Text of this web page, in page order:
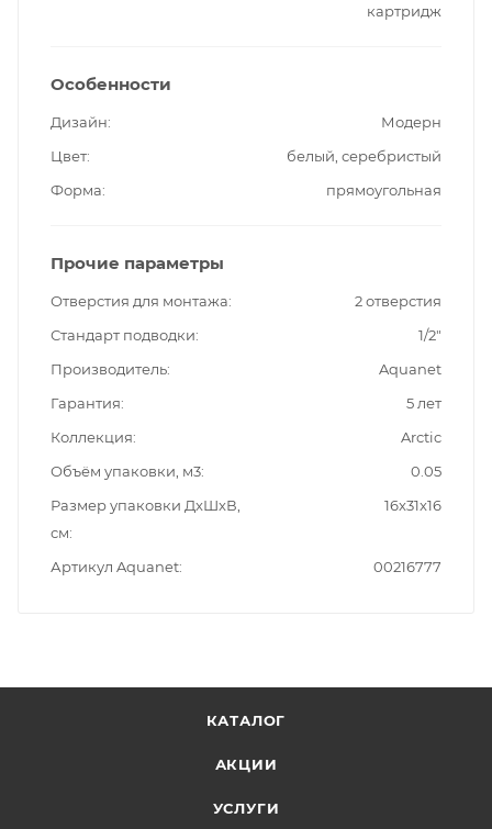
картридж
Особенности
Дизайн
Модерн
Цвет
белый, серебристый
Форма
прямоугольная
Прочие параметры
Отверстия для монтажа
2 отверстия
Стандарт подводки
1/2"
Производитель
Aquanet
Гарантия
5 лет
Коллекция
Arctic
Объём упаковки, м3
0.05
Размер упаковки ДxШxВ,
см
16x31x16
Артикул Aquanet 00216777
КАТАЛОГ
АКЦИИ
УСЛУГИ